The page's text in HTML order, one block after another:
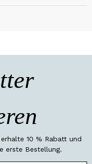
10 % Rabatt und
erste Bestellung.